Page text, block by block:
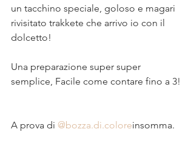
un tacchino speciale, goloso e magari
rivisitato trakkete che arrivo io con il
dolcetto!⠀
Una preparazione super super
semplice, Facile come contare fino a 3!
A prova di @bozza.di.coloreinsomma.